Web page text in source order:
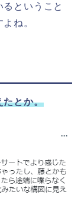
ということ
ね。
たとか。